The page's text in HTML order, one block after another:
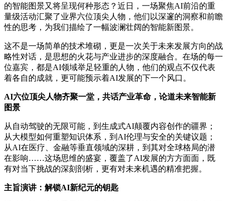
的智能图景又将呈现何种形态？近日，一场聚焦AI前沿的重
量级活动汇聚了业界六位顶尖人物，他们以深邃的洞察和前瞻
性的思考，为我们描绘了一幅波澜壮阔的智能新图景。
这不是一场简单的技术堆砌，更是一次关于未来发展方向的战
略性对话，是思想的火花与产业进步的深度融合。在场的每一
位嘉宾，都是AI领域举足轻重的人物，他们的观点不仅代表
着各自的成就，更可能预示着AI发展的下一个风口。
AI六位顶尖人物齐聚一堂，共话产业革命，论道未来智能新
图景
从自动驾驶的无限可能，到生成式AI颠覆内容创作的疆界；
从大模型如何重塑知识体系，到AI伦理与安全的关键议题；
从AI在医疗、金融等垂直领域的深耕，到其对全球格局的潜
在影响……这场思维的盛宴，覆盖了AI发展的方方面面，既
有对当下挑战的深刻剖析，更有对未来机遇的精准把握。
主旨演讲：解锁AI新纪元的钥匙